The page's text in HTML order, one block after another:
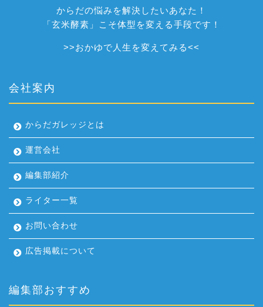
からだの悩みを解決したいあなた！
「玄米酵素」こそ体型を変える手段です！
>>おかゆで人生を変えてみる<<
会社案内
からだガレッジとは
運営会社
編集部紹介
ライター一覧
お問い合わせ
広告掲載について
編集部おすすめ